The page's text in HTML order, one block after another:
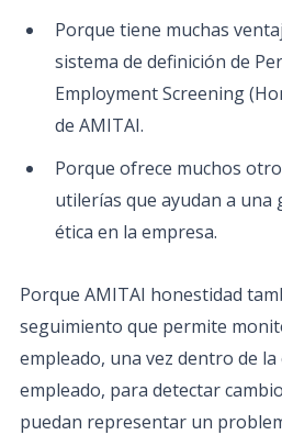
Porque tiene muchas
sistema de definición de
Employment Screening
de AMITAI.
Porque ofrece muchos
utilerías que ayudan a una
ética en la empresa.
Porque AMITAI honestidad
seguimiento que permite
empleado, una vez dentro de
empleado, para detectar
puedan representar un